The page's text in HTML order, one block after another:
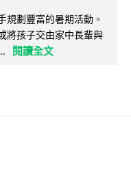
規劃豐富的暑期活動。
將孩子交由家中長輩與
閱讀全文